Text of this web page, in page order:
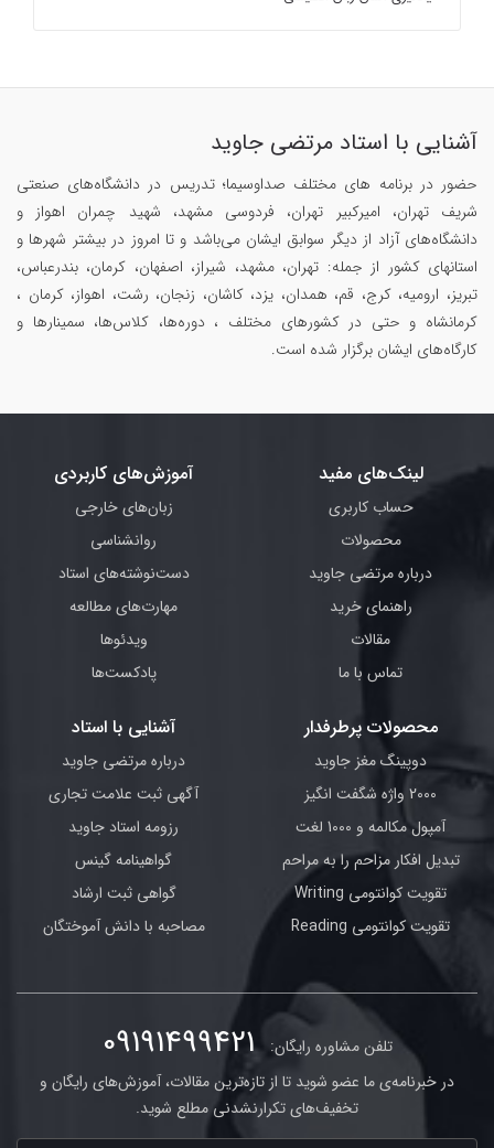
آشنایی با استاد مرتضی جاوید
حضور در برنامه های مختلف صداوسیما؛ تدریس در دانشگاه‌های صنعتی
شریف تهران، امیرکبیر تهران، فردوسی مشهد، شهید چمران اهواز و
دانشگاه‌های آزاد از دیگر سوابق ایشان می‌باشد و تا امروز در بیشتر شهرها و
استانهای کشور از جمله: تهران، مشهد، شیراز، اصفهان، کرمان، بندرعباس،
تبریز، ارومیه، کرج، قم، همدان، یزد، کاشان، زنجان، رشت، اهواز، کرمان ،
کرمانشاه و حتی در کشورهای مختلف ، دوره‌ها، کلاس‌ها، سمینار‌ها و
کارگاه‌های ایشان برگزار شده است.
لینک‌های مفید
حساب کاربری
محصولات
درباره مرتضی جاوید
راهنمای خرید
مقالات
تماس با ما
آموزش‌های کاربردی
زبان‌های خارجی
روانشناسی
دست‌نوشته‌های استاد
مهارت‌های مطالعه
ویدئوها
پادکست‌ها
محصولات پرطرفدار
دوپینگ مغز جاوید
2000 واژه شگفت انگیز
آمپول مکالمه و 1000 لغت
تبدیل افکار مزاحم را به مراحم
تقویت کوانتومی Writing
تقویت کوانتومی Reading
آشنایی با استاد
درباره مرتضی جاوید
آگهی ثبت علامت تجاری
رزومه استاد جاوید
گواهینامه گینس
گواهی ثبت ارشاد
مصاحبه با دانش آموختگان
تلفن مشاوره رایگان: 09191499421
در خبرنامه‌ی ما عضو شوید تا از تازه‌ترین مقالات، آموزش‌های رایگان و
تخفیف‌های تکرارنشدنی مطلع شوید.